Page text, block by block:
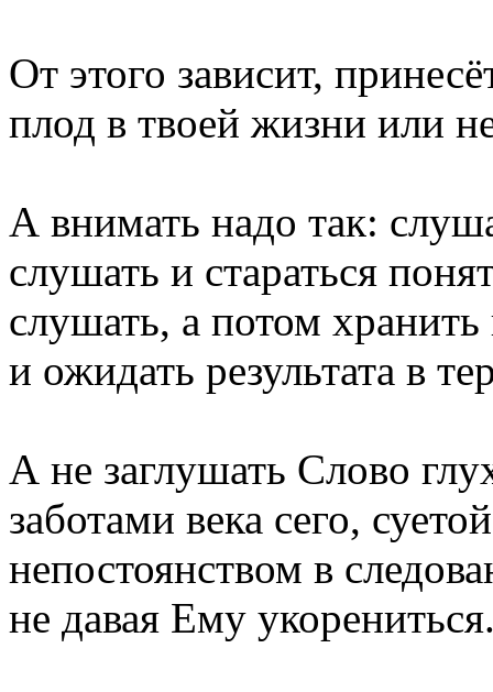
От этого зависит,
плод в твоей жизни или
А внимать надо так:
слушать и стараться
слушать, а потом
и ожидать результата в
А не заглушать Слово
заботами века сего,
непостоянством в
не давая Ему